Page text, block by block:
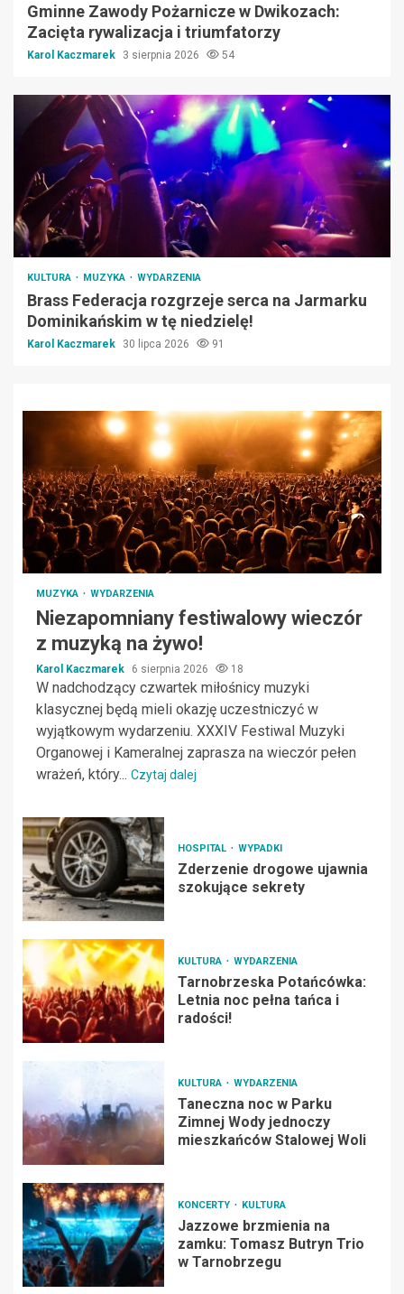
Gminne Zawody Pożarnicze w Dwikozach:
Zacięta rywalizacja i triumfatorzy
Karol Kaczmarek 3 sierpnia 2026 54
KULTURA MUZYKA WYDARZENIA
Brass Federacja rozgrzeje serca na Jarmarku
Dominikańskim w tę niedzielę!
Karol Kaczmarek 30 lipca 2026 91
MUZYKA WYDARZENIA
Niezapomniany festiwalowy wieczór
z muzyką na żywo!
Karol Kaczmarek 6 sierpnia 2026 18
W nadchodzący czwartek miłośnicy muzyki
klasycznej będą mieli okazję uczestniczyć w
wyjątkowym wydarzeniu. XXXIV Festiwal Muzyki
Organowej i Kameralnej zaprasza na wieczór pełen
wrażeń, który... Czytaj dalej
HOSPITAL WYPADKI
Zderzenie drogowe ujawnia
szokujące sekrety
KULTURA WYDARZENIA
Tarnobrzeska Potańcówka:
Letnia noc pełna tańca i
radości!
KULTURA WYDARZENIA
Taneczna noc w Parku
Zimnej Wody jednoczy
mieszkańców Stalowej Woli
KONCERTY KULTURA
Jazzowe brzmienia na
zamku: Tomasz Butryn Trio
w Tarnobrzegu